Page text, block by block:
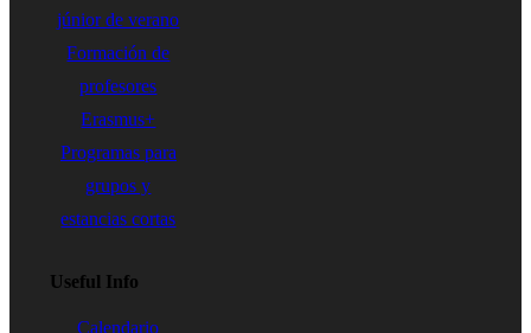
júnior de verano
Formación de
profesores
Erasmus+
Programas para
grupos y
estancias cortas
Useful Info
Calendario